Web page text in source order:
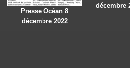
Presse Océan 8
décembre 2022
décembre